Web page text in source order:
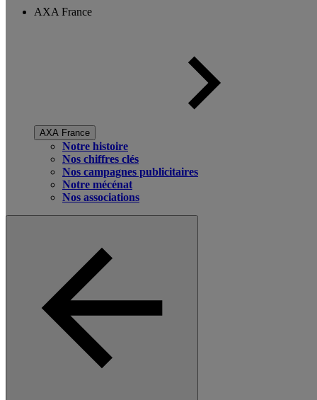
AXA France
AXA France
Notre histoire
Nos chiffres clés
Nos campagnes publicitaires
Notre mécénat
Nos associations